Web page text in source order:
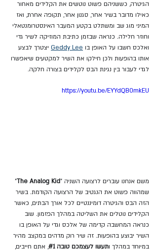
הגיטרה, כששניהם פשוט נוטשים את הקלידים מאחור
כאילו מדובר בשיר אחר, סגנון אחר, תקופה אחרת, ואז
המיני מוג שב ומשתלט בקטע המעבר האינסטרומנטאלי
וחוזר חלילה. כנראה שבזמן כתיבת המוזיקה לשיר גדי
ואלכס חשבו על האופן בו Geddy Lee יצטרך לבצע
אותו בהופעות ולכן חילקו את השיר למקטעים שיאפשרו
לגדי לעבור בין נגינת הבס לקלידים בצורה חלקה.
https://youtu.be/EYYdQB0mkEU
משם אנחנו עוברים לרצועה השניה "The Analog Kid
"
שמהווה פשוט את הנגטיב של הרצועה הקודמת. בשיר
הזה הבס והגיטרה דומיננטיים לכל אורך הבתים, כאשר
הקלידים נוטלים את השליטה במהלך הפזמון. שוב
כנראה המחשבה קדימה של אלכס וגדי על האופן בו
השיר יבוצע בהופעות. זה שיר רוק מדהים במקצב מהיר
במיוחד במהלך ותעשו לעצמכם טובה #1, אתם חייבים,